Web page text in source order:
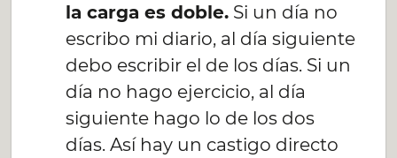
la carga es doble.Si un día no
escribo mi diario, al día siguiente
debo escribir el de los días. Si un
día no hago ejercicio, al día
siguiente hago lo de los dos
días. Así hay un castigo directo